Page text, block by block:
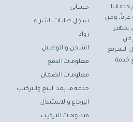
ومن
تجهيز
من
السريع
خدمة
حسابي
سجل طلبات الشراء
رواد
الشحن والتوصيل
معلومات الدفع
معلومات الضمان
خدمة ما بعد البيع والتركيب
الإرجاع والاستبدال
فيديوهات التركيب